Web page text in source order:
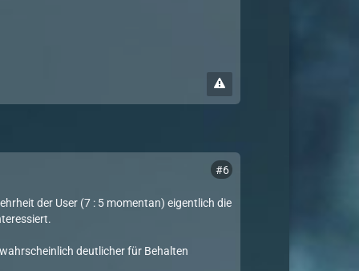
#6
der User (7 : 5 momentan) eigentlich die
deutlicher für Behalten